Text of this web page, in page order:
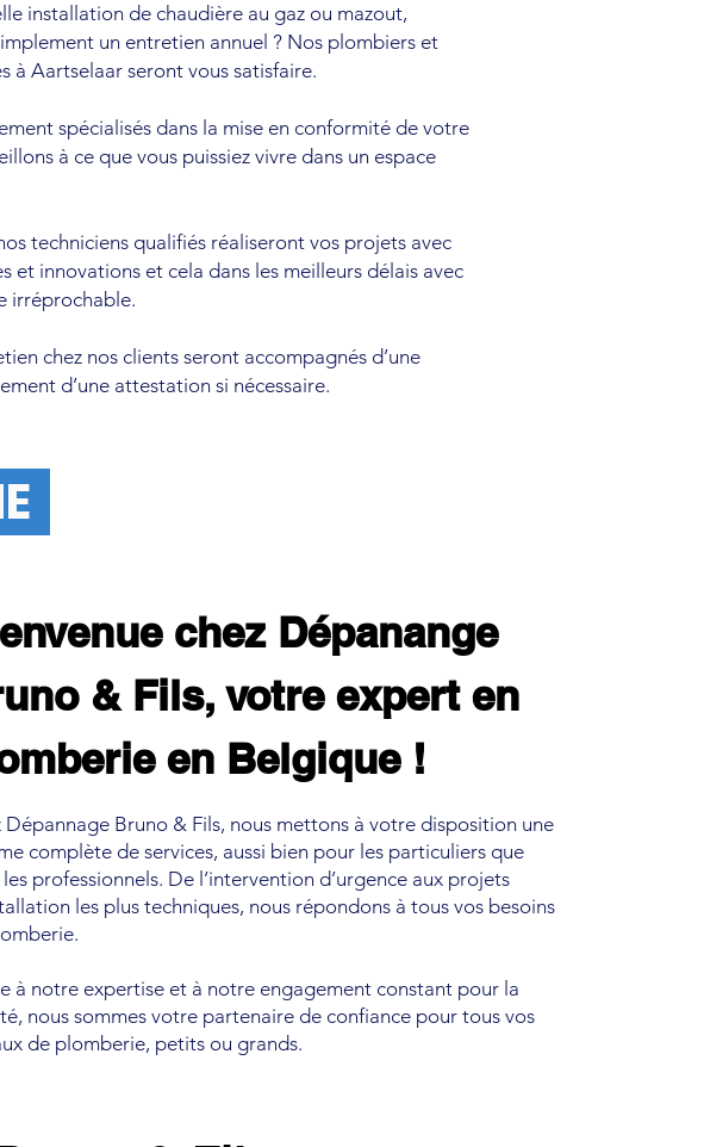
installation de chaudière au gaz ou mazout,
un entretien annuel ? Nos plombiers et
à Aartselaar seront vous satisfaire.
spécialisés dans la mise en conformité de votre
à ce que vous puissiez vivre dans un espace
techniciens qualifiés réaliseront vos projets avec
et innovations et cela dans les meilleurs délais avec
irréprochable.
chez nos clients seront accompagnés d’une
d’une attestation si nécessaire.
chez Dépanange
& Fils, votre expert en
en Belgique !
Dépannage Bruno & Fils, nous mettons à votre disposition une
complète de services, aussi bien pour les particuliers que
professionnels. De l’intervention d’urgence aux projets
les plus techniques, nous répondons à tous vos besoins
à notre expertise et à notre engagement constant pour la
nous sommes votre partenaire de confiance pour tous vos
de plomberie, petits ou grands.